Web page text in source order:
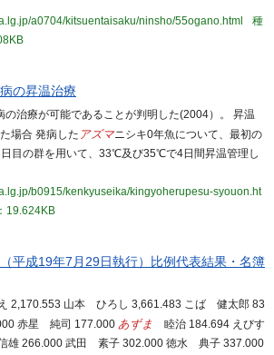
a0704/kitsuentaisaku/ninsho/55ogano.html
種
の昇温治療
の治療が可能であることが判明した(2004）。 昇温
場合 発病した アズマニシキ0年魚について、最初の
目の群を用いて、33℃及び35℃で4日間昇温管理し
b0915/kenkyuseika/kingyoherupesu-syouon.ht
19.624KB
平成19年7月29日執行）比例代表結果・名簿
2,170.553 山本 ひろし 3,661.483 こば 健太郎 83
赤星 純司 177.000 あずま 睦治 184.694 えびす
266.000 武田 素子 302.000 徳水 典子 337.000